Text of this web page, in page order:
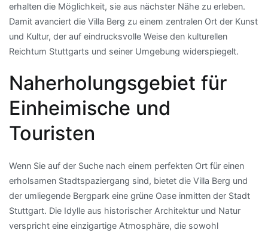
erhalten die Möglichkeit, sie aus nächster Nähe zu erleben.
Damit avanciert die Villa Berg zu einem zentralen Ort der Kunst
und Kultur, der auf eindrucksvolle Weise den kulturellen
Reichtum Stuttgarts und seiner Umgebung widerspiegelt.
Naherholungsgebiet für
Einheimische und
Touristen
Wenn Sie auf der Suche nach einem perfekten Ort für einen
erholsamen Stadtspaziergang sind, bietet die Villa Berg und
der umliegende Bergpark eine grüne Oase inmitten der Stadt
Stuttgart. Die Idylle aus historischer Architektur und Natur
verspricht eine einzigartige Atmosphäre, die sowohl